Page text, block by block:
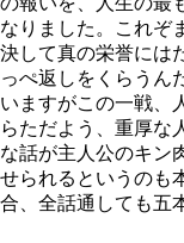
なりました。これぞ
決して真の栄誉には
っぺ返しをくらうん
いますがこの一戦、
らただよう、重厚な
な話が主人公のキン
せられるというのも
合、全話通しても五